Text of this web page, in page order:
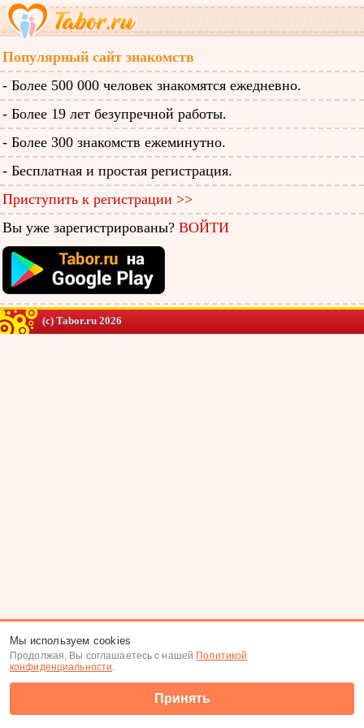
Популярный сайт знакомств
- Более 500 000 человек знакомятся ежедневно.
- Более 19 лет безупречной работы.
- Более 300 знакомств ежеминутно.
- Бесплатная и простая регистрация.
Приступить к регистрации >>
Вы уже зарегистрированы? ВОЙТИ
(c) Tabor.ru 2026
Мы используем cookies
Продолжая, Вы соглашаетесь с нашей Политикой
конфиденциальности.
Принять